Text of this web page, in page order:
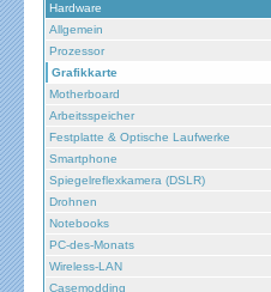
Hardware
Allgemein
Prozessor
Grafikkarte
Motherboard
Arbeitsspeicher
Festplatte & Optische Laufwerke
Smartphone
Spiegelreflexkamera (DSLR)
Drohnen
Notebooks
PC-des-Monats
Wireless-LAN
Casemodding